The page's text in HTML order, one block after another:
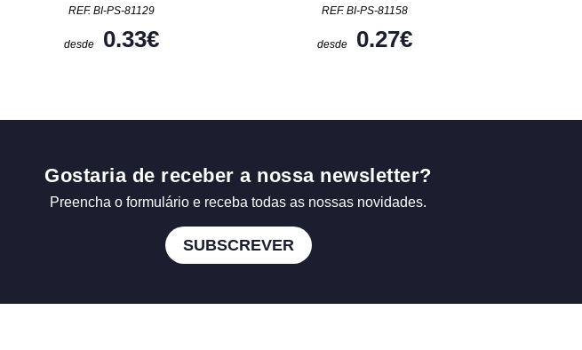
REF. BI-PS-81129
desde 0.33€
REF. BI-PS-81158
desde 0.27€
Gostaria de receber a nossa newsletter?
Preencha o formulário e receba todas as nossas novidades.
SUBSCREVER